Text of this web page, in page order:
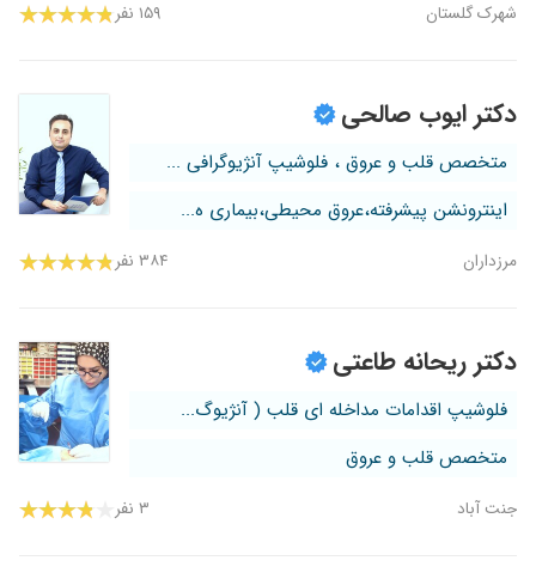
شهرک گلستان ۱۵۹ نفر
دکتر ایوب صالحی
متخصص قلب و عروق ، فلوشیپ آنژیوگرافی ...
اینترونشن پیشرفته،عروق محیطی،بیماری ه...
مرزداران ۳۸۴ نفر
دکتر ریحانه طاعتی
فلوشیپ اقدامات مداخله ای قلب ( آنژیوگ...
متخصص قلب و عروق
جنت آباد ۳ نفر